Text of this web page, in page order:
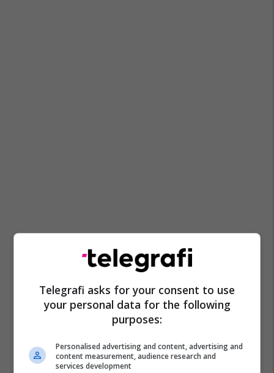
Telegrafi asks for your consent to use
your personal data for the following
purposes:
Personalised advertising and content, advertising and
content measurement, audience research and
services development